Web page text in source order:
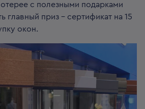
с полезными подарками
главный приз – сертификат на 15
окон.